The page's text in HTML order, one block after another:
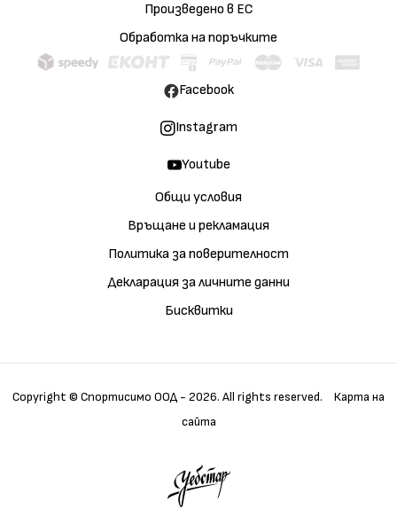
Произведено в ЕС
Обработка на поръчките
Общи условия
Връщане и рекламация
Политика за поверителност
Декларация за личните данни
Бисквитки
Facebook
Instagram
Youtube
Copyright © Спортисимо ООД - 2026. All rights reserved.
Карта на
сайта